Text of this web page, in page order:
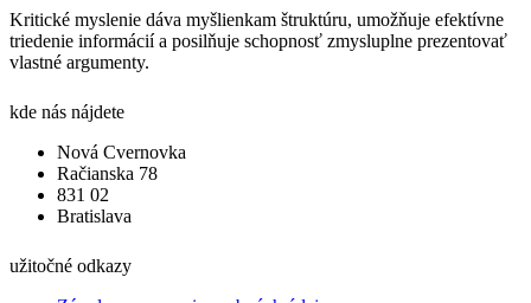
Kritické myslenie dáva myšlienkam štruktúru, umožňuje efektívne
triedenie informácií a posilňuje schopnosť zmysluplne prezentovať
vlastné argumenty.
kde nás nájdete
Nová Cvernovka
Račianska 78
831 02
Bratislava
užitočné odkazy